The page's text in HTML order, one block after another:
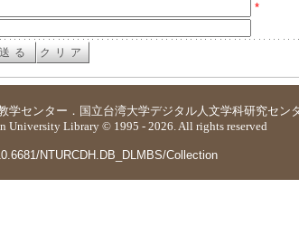
*
学センター ． 国立台湾大学デジタル人文学科研究セン
University Library © 1995 - 2026. All rights reserved
NTURCDH.DB_DLMBS/Collection